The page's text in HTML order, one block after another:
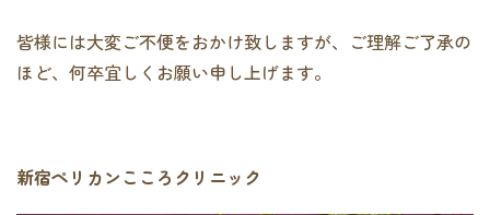
皆様には大変ご不便をおかけ致しますが、ご理解ご了承の
ほど、何卒宜しくお願い申し上げます。
新宿ペリカンこころクリニック